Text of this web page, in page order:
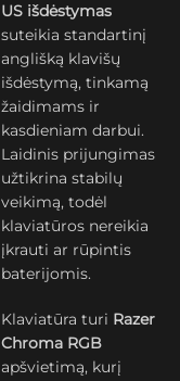
US išdėstymas
suteikia standartinį
anglišką klavišų
išdėstymą, tinkamą
žaidimams ir
kasdieniam darbui.
Laidinis prijungimas
užtikrina stabilų
veikimą, todėl
klaviatūros nereikia
įkrauti ar rūpintis
baterijomis.
Klaviatūra turi Razer
Chroma RGB
apšvietimą, kurį